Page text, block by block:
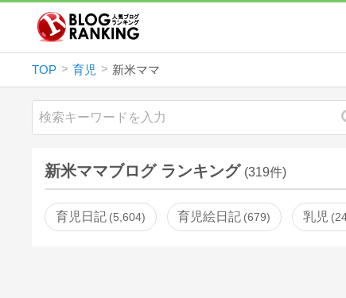
TOP 育児 新米ママ
新米ママブログ ランキング (319件)
育児日記 5,604 育児絵日記 679 乳児